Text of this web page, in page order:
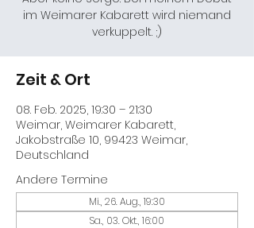
im Weimarer Kabarett wird niemand
verkuppelt. ;)
Zeit & Ort
08. Feb. 2025, 19:30 – 21:30
Weimar, Weimarer Kabarett,
Jakobstraße 10, 99423 Weimar,
Deutschland
Andere Termine
Mi., 26. Aug., 19:30
Sa., 03. Okt., 16:00